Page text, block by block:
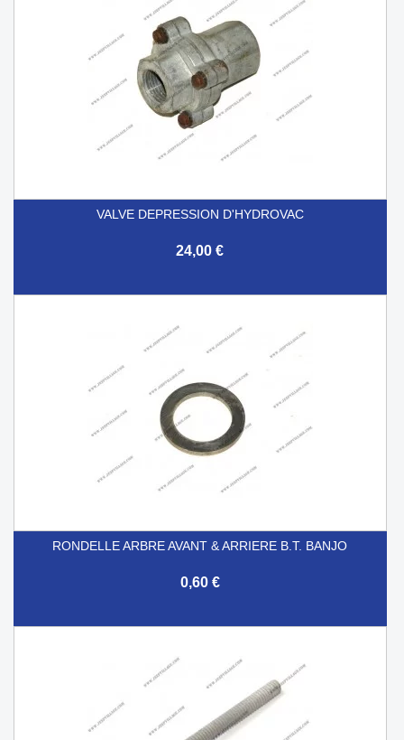
VALVE DEPRESSION D'HYDROVAC
24,00 €
RONDELLE ARBRE AVANT & ARRIERE B.T. BANJO
0,60 €